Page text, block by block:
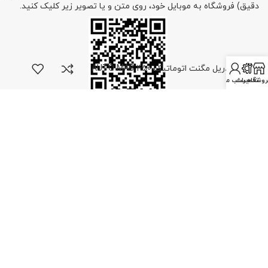
دقیق) فروشگاه به موبایل خود، روی متن و یا تصویر زیر کلیک کنید.
تعمیرات
حساب من
دریل مگنت اتوماتیک AUTO MAB 450